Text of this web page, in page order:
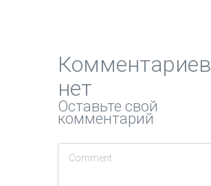
Комментариев
нет
Оставьте свой
комментарий